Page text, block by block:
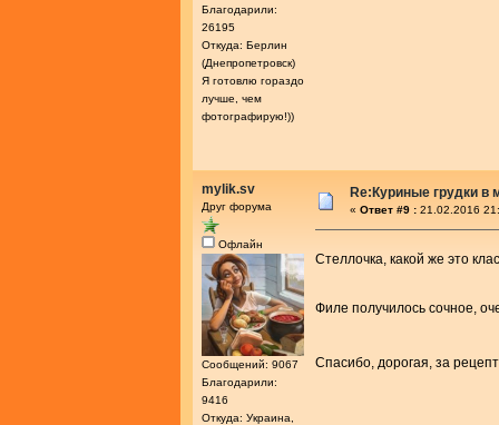
Благодарили:
26195
Откуда: Берлин
(Днепропетровск)
Я готовлю гораздо
лучше, чем
фотографирую!))
mylik.sv
Друг форума
Офлайн
Сообщений: 9067
Благодарили:
9416
Откуда: Украина,
Re:Куриные грудки в
« Ответ #9 : 21.02.2016
Стеллочка, какой же это
Филе получилось сочное,
Спасибо, дорогая, за